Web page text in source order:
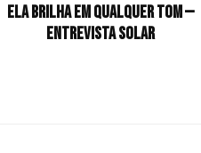
Ela brilha em qualquer tom —
Entrevista Solar